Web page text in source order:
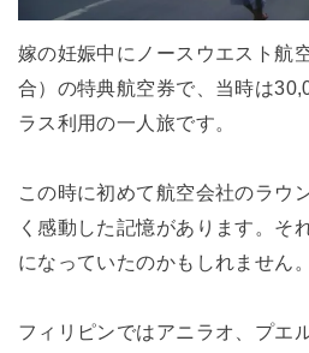
嫁の妊娠中にノースウエスト航
合）の特典航空券で、当時は
ラス利用の一人旅です。
この時に初めて航空会社のラウ
く感動した記憶があります。そ
になっていたのかもしれません。
フィリピンではアニラオ、プエ